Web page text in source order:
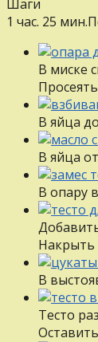
Шаги
1 час. 25 мин.
В миске
В яйца
В яйца
В опару
Накрыть
В
Тесто